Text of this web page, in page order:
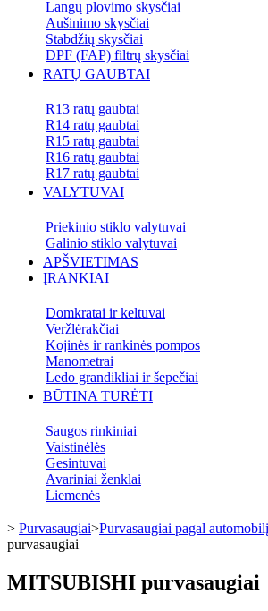
Langų plovimo skysčiai
Aušinimo skysčiai
Stabdžių skysčiai
DPF (FAP) filtrų skysčiai
RATŲ GAUBTAI
R13 ratų gaubtai
R14 ratų gaubtai
R15 ratų gaubtai
R16 ratų gaubtai
R17 ratų gaubtai
VALYTUVAI
Priekinio stiklo valytuvai
Galinio stiklo valytuvai
APŠVIETIMAS
ĮRANKIAI
Domkratai ir keltuvai
Veržlėrakčiai
Kojinės ir rankinės pompos
Manometrai
Ledo grandikliai ir šepečiai
BŪTINA TURĖTI
Saugos rinkiniai
Vaistinėlės
Gesintuvai
Avariniai ženklai
Liemenės
> Purvasaugiai>Purvasaugiai pagal automobilį
purvasaugiai
MITSUBISHI purvasaugiai